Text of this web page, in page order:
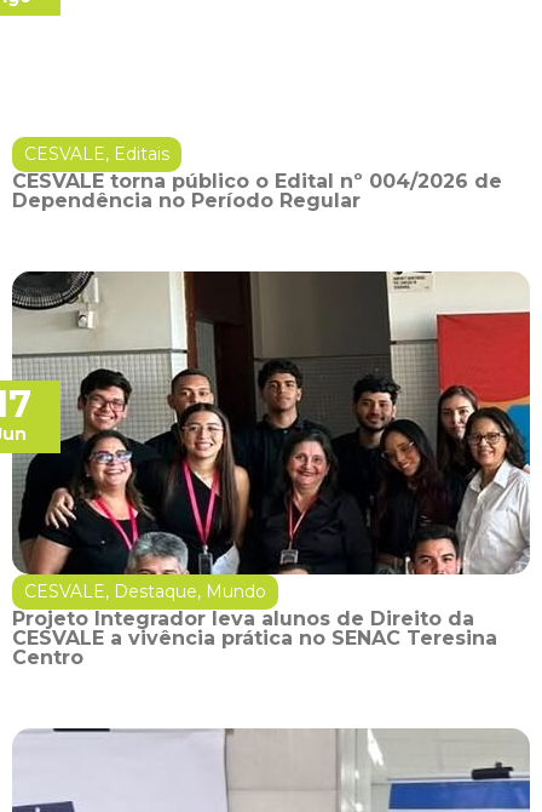
CESVALE, Editais
CESVALE torna público o Edital nº 004/2026 de
Dependência no Período Regular
CESVALE, Destaque, Mundo
Projeto Integrador leva alunos de Direito da
CESVALE a vivência prática no SENAC Teresina
Centro